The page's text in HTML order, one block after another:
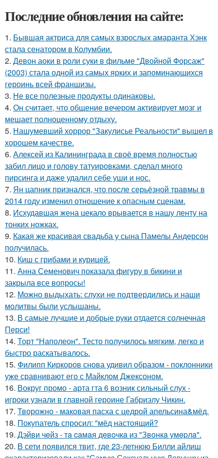
Последние обновления на сайте:
1. Бывшая актриса для самых взрослых амаранта Хэнк
стала сенатором в Колумбии.
2. Девон аоки в роли суки в фильме "Двойной Форсаж"
(2003) стала одной из самых ярких и запоминающихся
героинь всей франшизы.
3. Не все полезные продукты одинаковы.
4. Он считает, что общение вечером активирует мозг и
мешает полноценному отдыху.
5. Нашумевший хоррор "Закулисье Реальности" вышел в
хорошем качестве.
6. Алексей из Калининграда в своё время полностью
забил лицо и голову татуировками, сделал много
пирсинга и даже удалил себе уши и нос.
7. Ян цапник признался, что после серьёзной травмы в
2014 году изменил отношение к опасным сценам.
8. Исхудавшая жена цекало врывается в нашу ленту на
тонких ножках.
9. Какая же красивая свадьба у сына Памелы Андерсон
получилась.
10. Киш с грибами и курицей.
11. Анна Семенович показала фигуру в бикини и
закрыла все вопросы!
12. Можно выдыхать: слухи не подтвердились и наши
молитвы были услышаны.
13. В самые лучшие и добрые руки отдается солнечная
Перси!
14. Торт "Наполеон". Тесто получилось мягким, легко и
быстро раскатывалось.
15. Филипп Киркоров снова удивил образом - поклонники
уже сравнивают его с Майклом Джексоном.
16. Вокруг промо - арта гта 6 возник сильный слух -
игроки узнали в главной героине Габриэлу Чикин.
17. Творожно - маковая пасха с цедрой апельсина&мёд.
18. Покупатель спросил: "мёд настоящий?
19. Дэйви чeйз - тa caмaя дeвoчкa из "Звoнкa умepлa".
20. В сети появился твит, где 23-летнюю Билли айлиш